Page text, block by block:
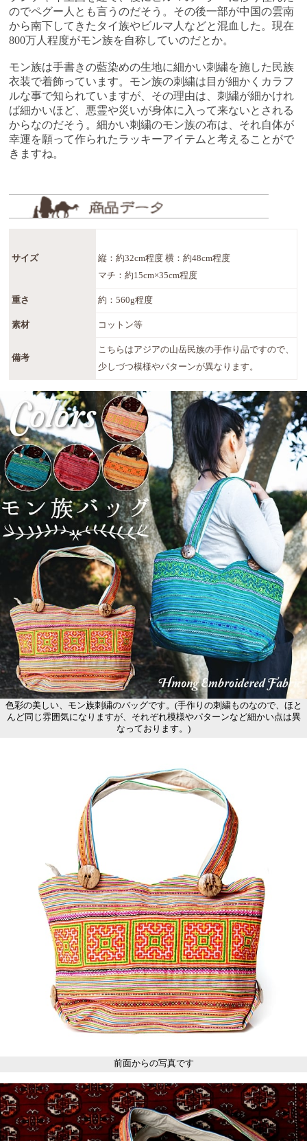
のでペグー人とも言うのだそう。その後一部が中国の雲南
から南下してきたタイ族やビルマ人などと混血した。現在
800万人程度がモン族を自称していのだとか。
モン族は手書きの藍染めの生地に細かい刺繍を施した民族
衣装で着飾っています。モン族の刺繍は目が細かくカラフ
ルな事で知られていますが、その理由は、刺繍が細かけれ
ば細かいほど、悪霊や災いが身体に入って来ないとされる
からなのだそう。細かい刺繍のモン族の布は、それ自体が
幸運を願って作られたラッキーアイテムと考えることがで
きますね。
サイズ
縦：約32cm程度 横：約48cm程度
マチ：約15cm×35cm程度
重さ 約：560g程度
素材 コットン等
備考
こちらはアジアの山岳民族の手作り品ですので、
少しづつ模様やパターンが異なります。
色彩の美しい、モン族刺繍のバッグです。(手作りの刺繍ものなので、ほと
んど同じ雰囲気になりますが、それぞれ模様やパターンなど細かい点は異
なっております。)
前面からの写真です